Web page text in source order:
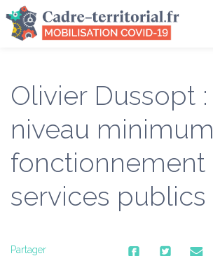
Olivier Dussopt
niveau
fonctionnement
services publics
Partager